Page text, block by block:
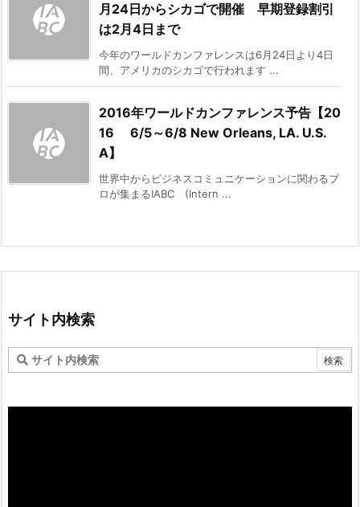
月24日からシカゴで開催 早期登録割引
は2月4日まで
今年のワールドカンファレンスは6月24日より4日
間、アメリカのシカゴで行われます ...
2016年ワールドカンファレンス予告【20
16 6/5～6/8 New Orleans, LA. U.S.
A】
世界中からビジネスコミュニケーションに関わるプ
ロが集まるIABC (Intern ...
サイト内検索